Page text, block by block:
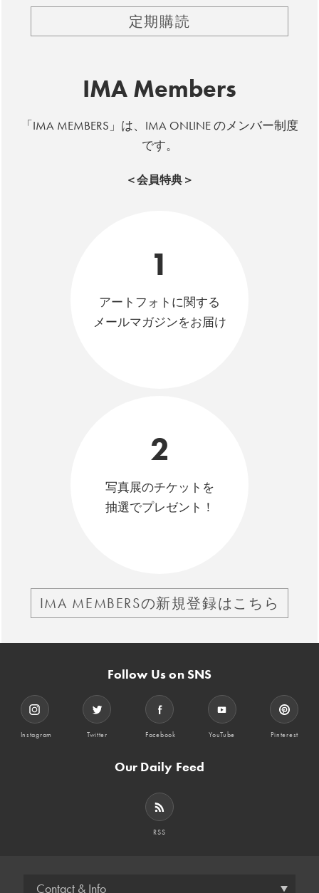
定期購読
IMA Members
「IMA MEMBERS」は、IMA ONLINE のメンバー制度
です。
＜会員特典＞
1
アートフォトに関する
メールマガジンをお届け
2
写真展のチケットを
抽選でプレゼント！
IMA MEMBERSの新規登録はこちら
Follow Us on SNS
Instagram Twitter Facebook YouTube Pinterest
Our Daily Feed
RSS
Contact & Info